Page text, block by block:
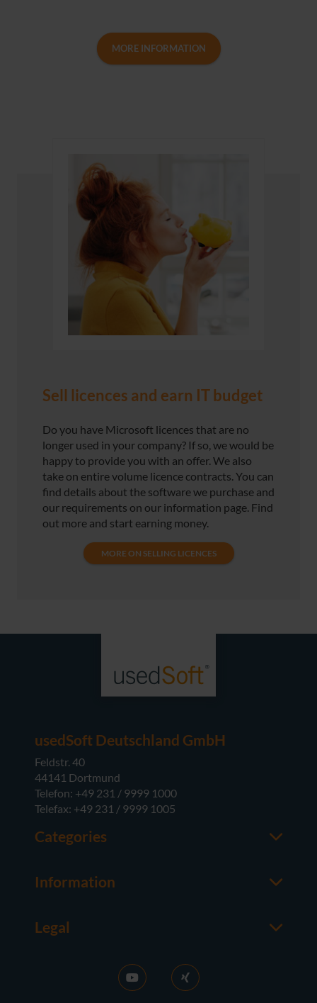
MORE INFORMATION
Sell licences and earn IT budget
Do you have Microsoft licences that are no
longer used in your company? If so, we would be
happy to provide you with an offer. We also
take on entire volume licence contracts. You can
find details about the software we purchase and
our requirements on our information page. Find
out more and start earning money.
MORE ON SELLING LICENCES
usedSoft Deutschland GmbH
Feldstr. 40
44141 Dortmund
Telefon: +49 231 / 9999 1000
Telefax: +49 231 / 9999 1005
Categories
M365
Server
Hardware
Information
About usedSoft
Worth knowing
Legal
Terms and Conditions